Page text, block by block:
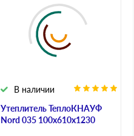
Утеплитель ТеплоКНАУФ
Nord 035 100х610х1230
В наличии